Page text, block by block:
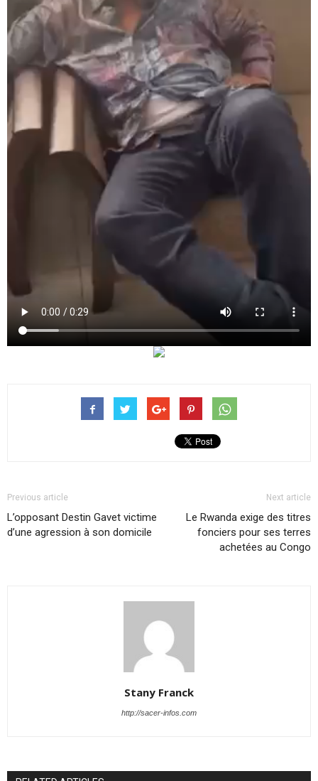
Previous article
L’opposant Destin Gavet victime
d’une agression à son domicile
Next article
Le Rwanda exige des titres
fonciers pour ses terres
achetées au Congo
Stany Franck
http://sacer-infos.com